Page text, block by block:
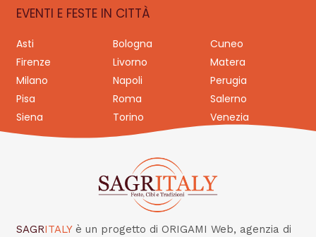
EVENTI E FESTE IN CITTÀ
Asti Bologna
Cuneo
Firenze
Livorno
Matera
Milano
Napoli
Perugia
Pisa
Roma
Salerno
Siena
Torino Venezia
SAGRITALY è un progetto di ORIGAMI Web, agenzia di